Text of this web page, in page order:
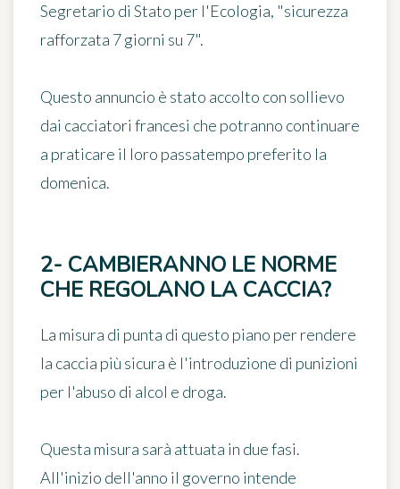
Segretario di Stato per l'Ecologia, "sicurezza
rafforzata 7 giorni su 7".
Questo annuncio è stato accolto con sollievo
dai cacciatori francesi che potranno continuare
a praticare il loro passatempo preferito la
domenica.
2- CAMBIERANNO LE NORME
CHE REGOLANO LA CACCIA?
La misura di punta di questo piano per rendere
la caccia più sicura è l'introduzione di punizioni
per l'abuso di alcol e droga.
Questa misura sarà attuata in due fasi.
All'inizio dell'anno il governo intende